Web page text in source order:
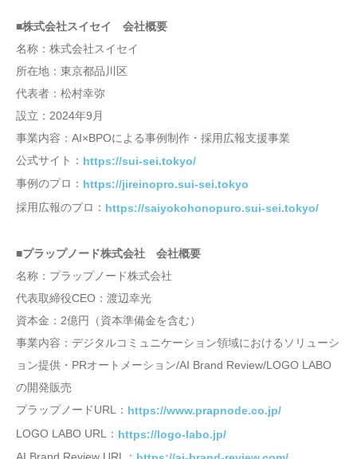
■株式会社スイセイ 会社概要
名称：株式会社スイセイ
所在地：東京都品川区
代表者：松村幸弥
設立：2024年9月
事業内容：AI×BPOによる事例制作・採用広報支援事業
公式サイト： https://sui-sei.tokyo/
事例のプロ： https://jireinopro.sui-sei.tokyo
採用広報のプロ： https://saiyokohonopuro.sui-sei.tokyo/
■プラップノード株式会社 会社概要
名称：プラップノード株式会社
代表取締役CEO：渡辺幸光
資本金：2億円（資本準備金を含む）
事業内容：デジタルコミュニケーション領域におけるソリューシ
ョン提供・PRオートメーション/AI Brand Review/LOGO LABO
の開発販売
プラップノードURL： https://www.prapnode.co.jp/
LOGO LABO URL： https://logo-labo.jp/